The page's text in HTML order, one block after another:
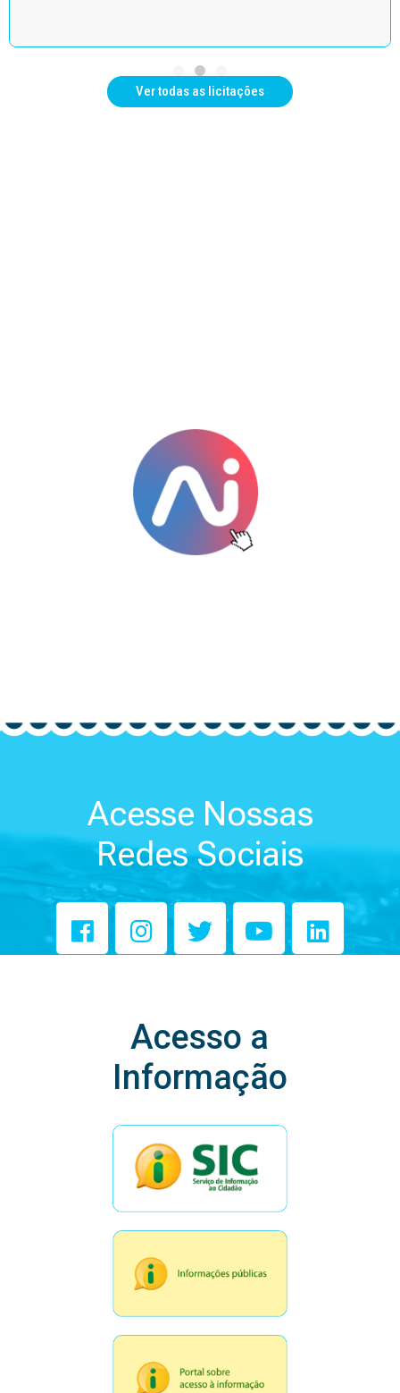
Ver todas as licitações
Acesse Nossas
Redes Sociais
Acesso a
Informação